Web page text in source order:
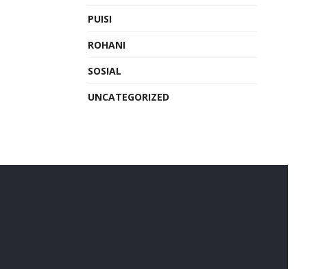
PUISI
ROHANI
SOSIAL
UNCATEGORIZED